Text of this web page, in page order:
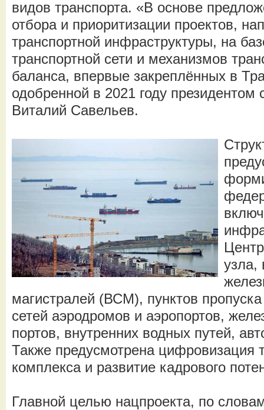
видов транспорта. «В основе
отбора и приоритизации проектов,
транспортной инфраструктуры, на
транспортной сети и механизмов
баланса, впервые закреплённых в
одобренной в 2021 году президентом
Виталий Савельев.
узла,
магистралей (ВСМ), пунктов
сетей аэродромов и аэропортов,
портов, внутренних водных путей,
Также предусмотрена цифровизация
комплекса и развитие кадрового
Главной целью нацпроекта, по